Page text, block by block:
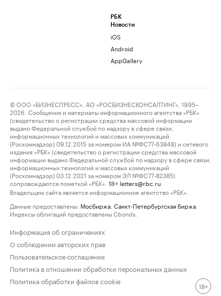
РБК
Новости
iOS
Android
AppGallery
© ООО «БИЗНЕСПРЕСС», АО «РОСБИЗНЕСКОНСАЛТИНГ», 1995–
2026. Сообщения и материалы информационного агентства «РБК»
(свидетельство о регистрации средства массовой информации
выдано Федеральной службой по надзору в сфере связи,
информационных технологий и массовых коммуникаций
(Роскомнадзор) 09.12.2015 за номером ИА №ФС77-63848) и сетевого
издания «РБК» (свидетельство о регистрации средства массовой
информации выдано Федеральной службой по надзору в сфере связи,
информационных технологий и массовых коммуникаций
(Роскомнадзор) 03.12.2021 за номером ЭЛ №ФС77-82385)
сопровождаются пометкой «РБК».
18+ letters@rbc.ru
Владельцем сайта является информационное агентство «РБК».
Данные предоставлены: Мосбиржа Санкт-Петербургская биржа
Индексы облигаций предоставлены Cbonds.
Информация об ограничениях
О соблюдении авторских прав
Пользовательское соглашение
Политика в отношении обработки персональных данных
Политика обработки файлов cookie
18+